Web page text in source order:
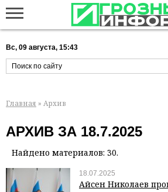
Вс, 09 августа, 15:43
Главная » Архив
АРХИВ ЗА 18.7.2025
Найдено материалов: 30.
18.07.2025
Айсен Николаев